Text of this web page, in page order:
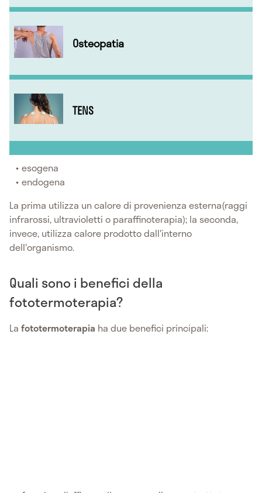
Osteopatia
TENS
esogena
endogena
La prima utilizza un calore di provenienza esterna(raggi
infrarossi, ultravioletti o paraffinoterapia); la seconda,
invece, utilizza calore prodotto dall'interno
dell'organismo.
Quali sono i benefici della
fototermoterapia?
La fototermoterapia ha due benefici principali: